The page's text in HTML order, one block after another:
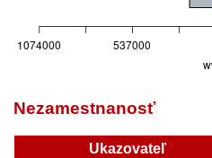
Nezamestnanosť
Ukazovateľ